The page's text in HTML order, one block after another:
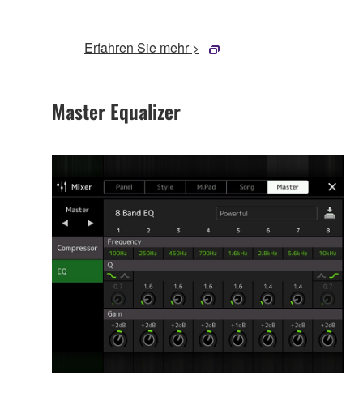
Erfahren Sie mehr >
Master Equalizer